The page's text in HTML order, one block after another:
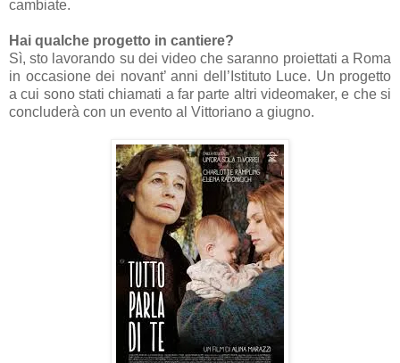
cambiate.
Hai qualche progetto in cantiere?
Sì, sto lavorando su dei video che saranno proiettati a Roma
in occasione dei novant’ anni dell’Istituto Luce. Un progetto
a cui sono stati chiamati a far parte altri videomaker, e che si
concluderà con un evento al Vittoriano a giugno.